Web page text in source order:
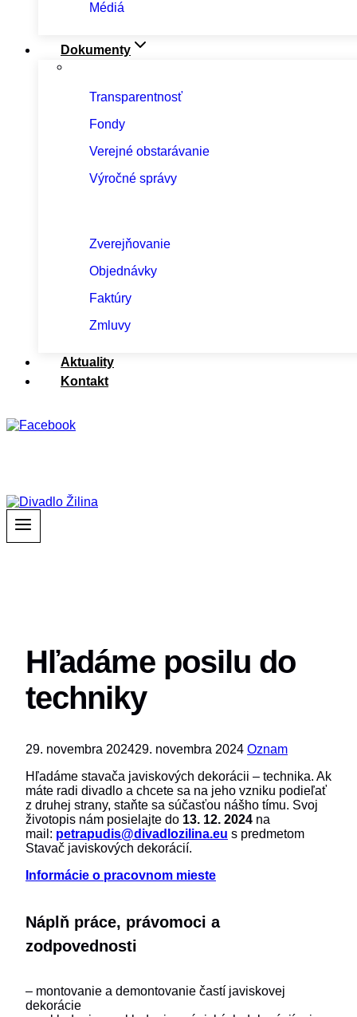
Médiá
Dokumenty
Transparentnosť
Fondy
Verejné obstarávanie
Výročné správy
Zverejňovanie
Objednávky
Faktúry
Zmluvy
Aktuality
Kontakt
Hľadáme posilu do
techniky
29. novembra 202429. novembra 2024 Oznam
Hľadáme stavača javiskových dekorácii – technika. Ak
máte radi divadlo a chcete sa na jeho vzniku podieľať
z druhej strany, staňte sa súčasťou nášho tímu. Svoj
životopis nám posielajte do 13. 12. 2024 na
mail: petrapudis@divadlozilina.eu s predmetom
Stavač javiskových dekorácií.
Informácie o pracovnom mieste
Náplň práce, právomoci a
zodpovednosti
– montovanie a demontovanie častí javiskovej
dekorácie